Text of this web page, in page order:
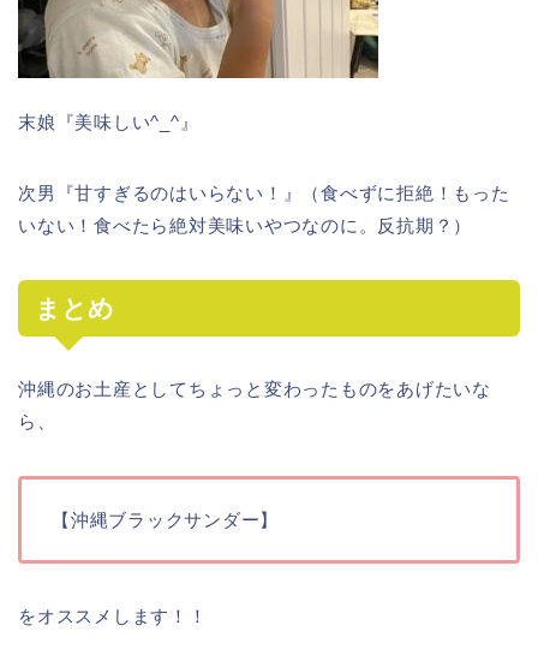
末娘『美味しい^_^』
次男『甘すぎるのはいらない！』（食べずに拒絶！もった
いない！食べたら絶対美味いやつなのに。反抗期？）
まとめ
沖縄のお土産としてちょっと変わったものをあげたいな
ら、
【沖縄ブラックサンダー】
をオススメします！！